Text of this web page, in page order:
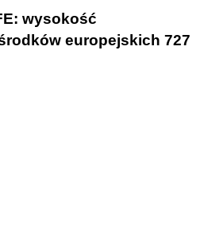
wysokość
europejskich 727